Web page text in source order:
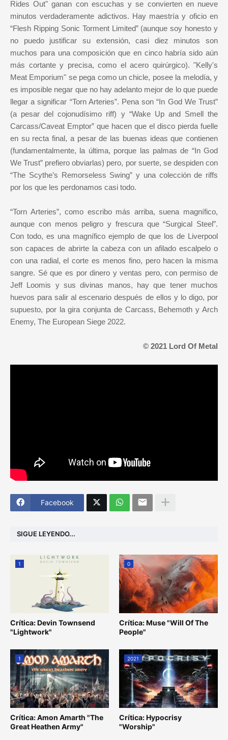
Rides Out" ganan con escuchas y se convierten en nueve
minutos verdaderamente adictivos. Hay maestría y oficio en
“Flesh Ripping Sonic Torment Limited” (aunque soy honesto y
no puedo justificar su extensión, casi diez minutos son
muchos para una composición que en cinco habría sido aún
más cortante y precisa, como el acero quirúrgico). "Kelly's
Meat Emporium" se pega como un chicle, posee la melodía, y
es imposible negar que no hay adelanto mejor de lo que puede
llegar a significar “Torn Arteries”. Pena son “In God We Trust”
(a pesar del cojonudísimo riff) y “Wake Up and Smell the
Carcass/Caveat Emptor” que hacen que el disco pierda fuelle
en su recta final, a pesar de las buenas ideas que contienen
(fundamentalmente, la última, porque las palmas de “In God
We Trust” prefiero obviarlas) pero, por suerte, se despiden con
“The Scythe’s Remorseless Swing” y una colección de riffs
por los que les perdonamos casi todo.
“Torn Arteries”, como escribo más arriba, suena magnífico,
aunque con menos peligro y frescura que “Surgical Steel”.
Con todo, es una magnífico ejemplo de que los de Liverpool
son capaces de abrirte la cabeza con un afilado escalpelo o
con una radial, el corte es menos fino, pero hacen la misma
sangre. Sé que es por dinero y ventas pero, con permiso de
Jeff Loomis y sus divinas manos, hay que tener muchos
huevos para salir al escenario después de ellos y lo digo, por
supuesto, por la gira conjunta de Carcass, Behemoth y Arch
Enemy, The European Siege 2022.
© 2021 Lord Of Metal
Facebook
SIGUE LEYENDO...
1
Crítica: Devin Townsend
"Lightwork"
0
Crítica: Muse "Will Of The
People"
1
Crítica: Amon Amarth "The
Great Heathen Army"
2021
Crítica: Hypocrisy
"Worship"